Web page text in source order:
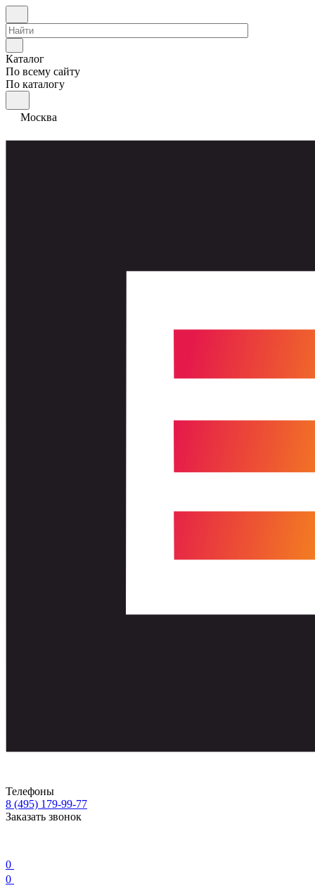
Каталог
По всему сайту
По каталогу
Москва
Телефоны
8 (495) 179-99-77
Заказать звонок
0
0